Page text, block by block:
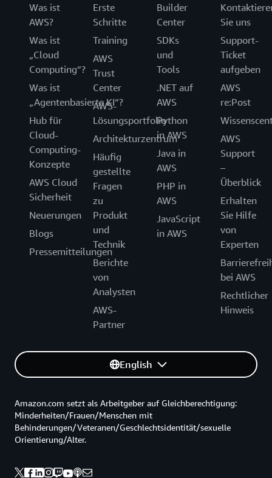
Was ist
AWS?
Was ist
„Cloud
Computing“?
Was ist
„Agentenbasierte KI“?
Hub für
Cloud-
Computing-
Konzepte
AWS Cloud
Sicherheit
Neuerungen
Blogs
Pressemitteilungen
Erste
Schritte
Training
AWS
Trust
Center
AWS-
Lösungsportfolio
Architekturzentrum
Häufig
gestellte
Fragen
zu
Produkt
und
Technik
Berichte
von
Analysten
AWS-
Partner
Builder
Center
SDKs
und
Tools
.NET auf
AWS
Python
in AWS
Java in
AWS
PHP in
AWS
JavaScript
in AWS
Sie uns
Support-
Ticket
aufgeben
AWS
re:Post
AWS
Support
–
Überblick
Erhalten
Sie Hilfe
von
Experten
bei AWS
Rechtlicher
Hinweis
English
Amazon.com setzt als Arbeitgeber auf Gleichberechtigung:
Minderheiten/Frauen/Menschen mit
Behinderungen/Veteranen/Geschlechtsidentität/sexuelle
Orientierung/Alter.